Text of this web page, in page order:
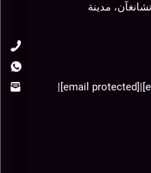
223، منطقة تشانغآن، مدينة
|
[email protected]
|